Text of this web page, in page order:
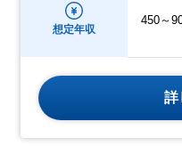
想定年収
450～
詳